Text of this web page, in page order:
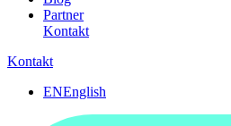
Partner
Kontakt
Kontakt
ENEnglish